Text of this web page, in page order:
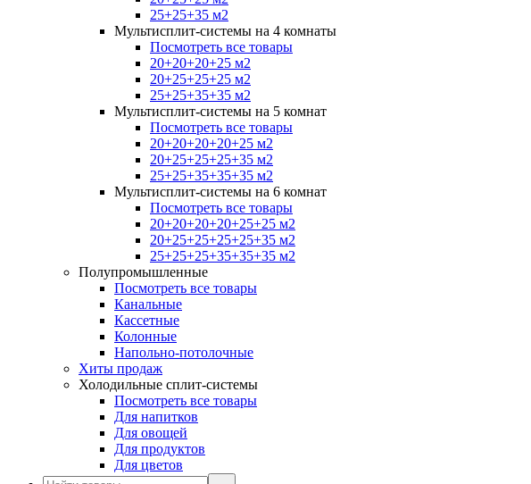
25+25+35 м2
Мультисплит-системы на 4 комнаты
Посмотреть все товары
20+20+20+25 м2
20+25+25+25 м2
25+25+35+35 м2
Мультисплит-системы на 5 комнат
Посмотреть все товары
20+20+20+20+25 м2
20+25+25+25+35 м2
25+25+35+35+35 м2
Мультисплит-системы на 6 комнат
Посмотреть все товары
20+20+20+20+25+25 м2
20+25+25+25+25+35 м2
25+25+25+35+35+35 м2
Полупромышленные
Посмотреть все товары
Канальные
Кассетные
Колонные
Напольно-потолочные
Хиты продаж
Холодильные сплит-системы
Посмотреть все товары
Для напитков
Для овощей
Для продуктов
Для цветов